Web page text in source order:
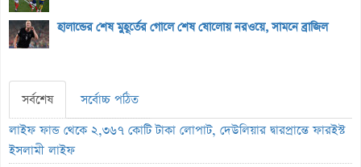
হালান্ডের শেষ মুহূর্তের গোলে শেষ ষোলোয় নরওয়ে, সামনে ব্রাজিল
সর্বশেষ
সর্বোচ্চ পঠিত
লাইফ ফান্ড থেকে ২,৩৬৭ কোটি টাকা লোপাট, দেউলিয়ার দ্বারপ্রান্তে ফারইস্ট
ইসলামী লাইফ